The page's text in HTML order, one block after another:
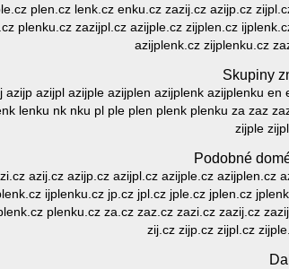
plen.cz lenk.cz enku.cz zazij.cz azijp.cz
plenku.cz zazijpl.cz azijple.cz zijplen.cz
azijplenk.cz zijplenku.cz
Skupiny
azijp azijpl azijple azijplen azijplenk azijplenku
lenku nk nku pl ple plen plenk plenku za zaz
zijple
Podobné
azij.cz azijp.cz azijpl.cz azijple.cz azijplen.cz
ijplenku.cz jp.cz jpl.cz jple.cz jplen.cz
plenku.cz za.cz zaz.cz zazi.cz zazij.cz
zij.cz zijp.cz zijpl.cz